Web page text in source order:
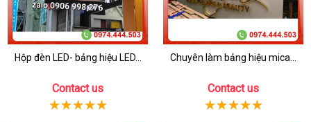
Hộp đèn LED- bảng hiệu LED...
Contact us
Chuyên làm bảng hiệu mica...
Contact us